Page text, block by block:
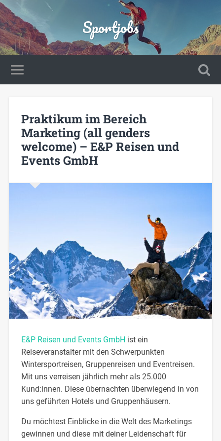
Sportjobs
Praktikum im Bereich
Marketing (all genders
welcome) – E&P Reisen und
Events GmbH
E&P Reisen und Events GmbH ist ein
Reiseveranstalter mit den Schwerpunkten
Wintersportreisen, Gruppenreisen und Eventreisen.
Mit uns verreisen jährlich mehr als 25.000
Kund:innen. Diese übernachten überwiegend in von
uns geführten Hotels und Gruppenhäusern.
Du möchtest Einblicke in die Welt des Marketings
gewinnen und diese mit deiner Leidenschaft für